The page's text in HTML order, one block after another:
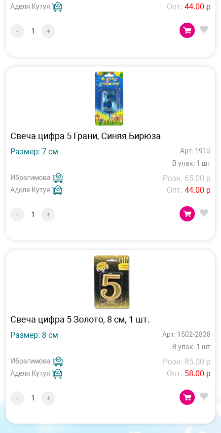
Аделя Кутуя
Опт. 44.00 р
- +
Свеча цифра 5 Грани, Синяя Бирюза
Размер: 7 см
Арт: 1915
В упак: 1 шт
Ибрагимова
Аделя Кутуя
Розн. 65.00 р
Опт. 44.00 р
- +
Свеча цифра 5 Золото, 8 см, 1 шт.
Размер: 8 см
Арт: 1502-2838
В упак: 1 шт
Ибрагимова
Аделя Кутуя
Розн. 85.00 р
Опт. 58.00 р
- +